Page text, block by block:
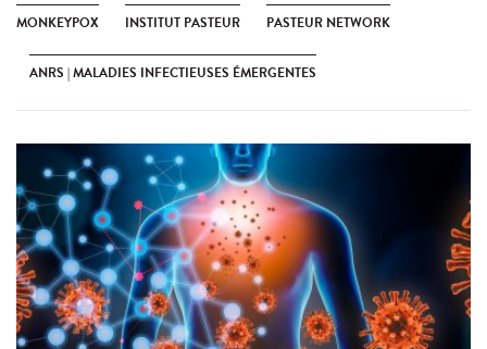
MONKEYPOX INSTITUT PASTEUR PASTEUR NETWORK
ANRS | MALADIES INFECTIEUSES ÉMERGENTES